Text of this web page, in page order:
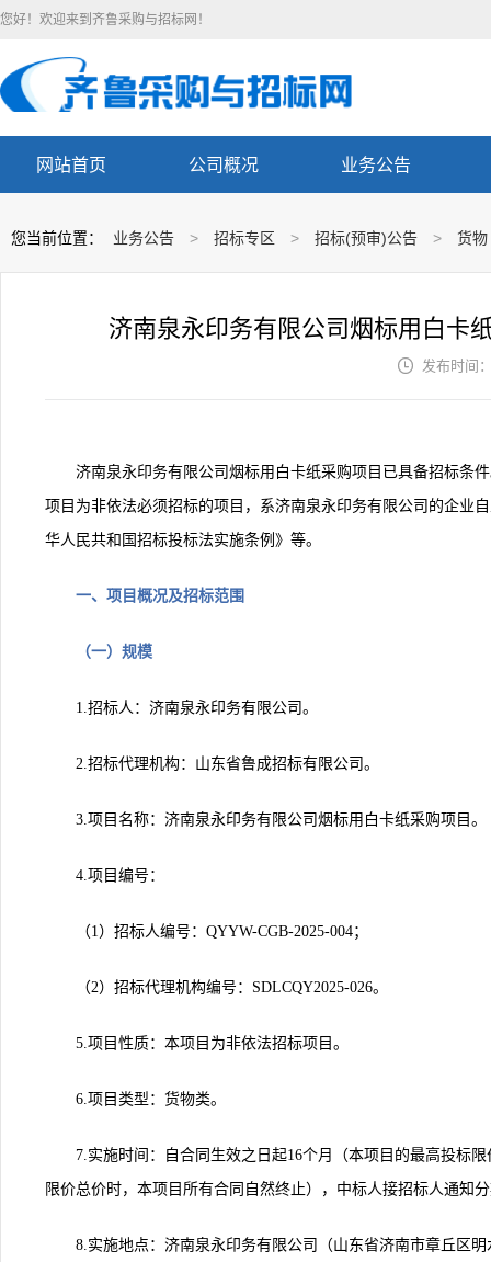
您好！欢迎来到齐鲁采购与招标网！
网站首页 公司概况 业务公告
您当前位置： 业务公告 > 招标专区 > 招标(预审)公告 > 货物
济南泉永印务有限公司烟标用白卡
 发布时间
济南泉永印务有限公司烟标用白卡纸采购项目已具备招标条
项目为非依法必须招标的项目，系济南泉永印务有限公司的企业
华人民共和国招标投标法实施条例》等。
一、项目概况及招标范围
（一）规模
1.招标人：济南泉永印务有限公司。
2.招标代理机构：山东省鲁成招标有限公司。
3.项目名称：济南泉永印务有限公司烟标用白卡纸采购项目。
4.项目编号：
（1）招标人编号：QYYW-CGB-2025-004；
（2）招标代理机构编号：SDLCQY2025-026。
5.项目性质：本项目为非依法招标项目。
6.项目类型：货物类。
7.实施时间：自合同生效之日起16个月（本项目的最高投标
限价总价时，本项目所有合同自然终止），中标人接招标人通知
8.实施地点：济南泉永印务有限公司（山东省济南市章丘区